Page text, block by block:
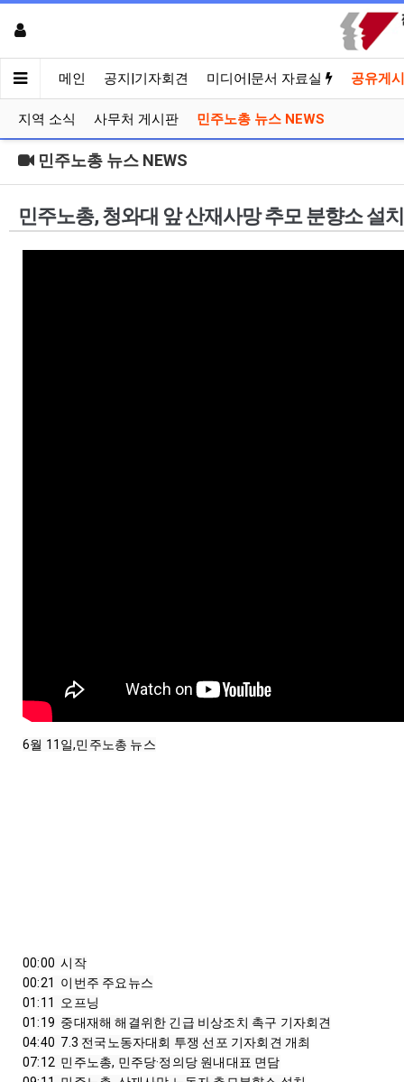
메인 공지|기자회견 미디어|문서 자료실 공유게
지역 소식 사무처 게시판 민주노총 뉴스 NEWS
민주노총 뉴스 NEWS
민주노총, 청와대 앞 산재사망 추모 분향소 설
6월 11일,민주노총 뉴스
00:00
  시작
00:21
01:11
01:19
04:40
07:12